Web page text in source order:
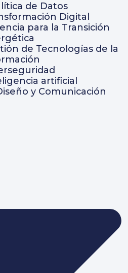
de Datos
Digital
para la Transición
de Tecnologías de la
artificial
y Comunicación